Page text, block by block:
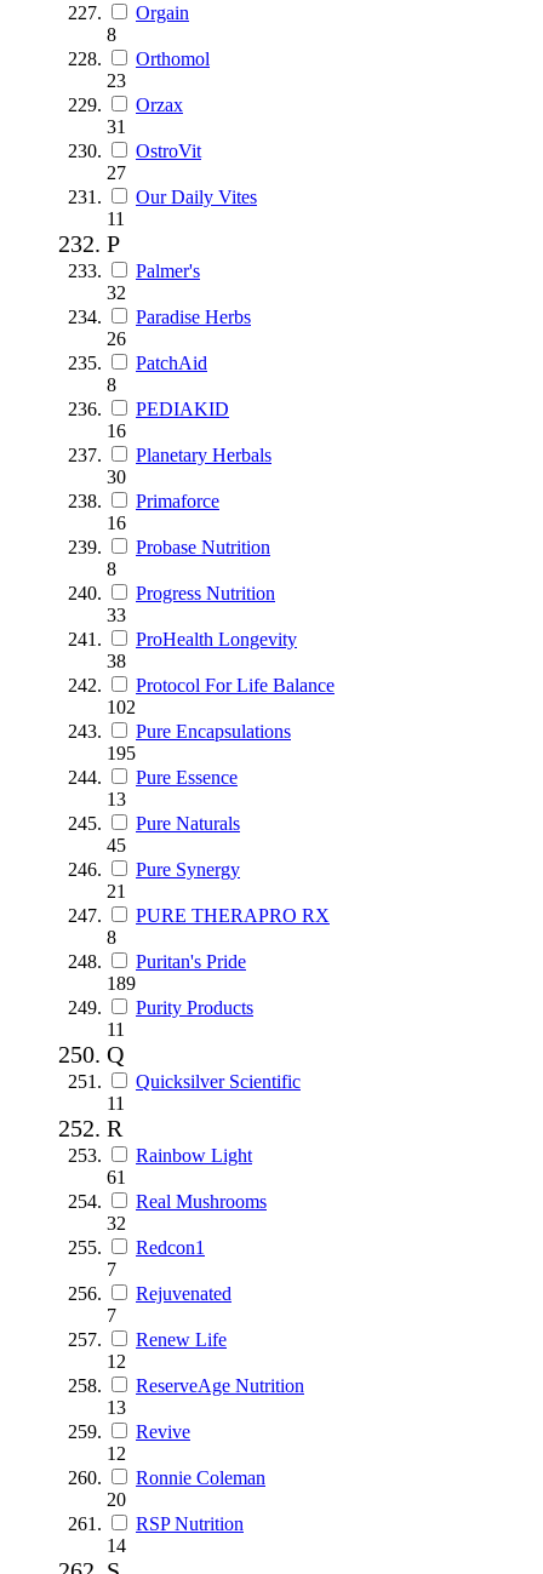
Orgain
8
Orthomol
23
Orzax
31
OstroVit
27
Our Daily Vites
11
P
Palmer's
32
Paradise Herbs
26
PatchAid
8
PEDIAKID
16
Planetary Herbals
30
Primaforce
16
Probase Nutrition
8
Progress Nutrition
33
ProHealth Longevity
38
Protocol For Life Balance
102
Pure Encapsulations
195
Pure Essence
13
Pure Naturals
45
Pure Synergy
21
PURE THERAPRO RX
8
Puritan's Pride
189
Purity Products
11
Q
Quicksilver Scientific
11
R
Rainbow Light
61
Real Mushrooms
32
Redcon1
7
Rejuvenated
7
Renew Life
12
ReserveAge Nutrition
13
Revive
12
Ronnie Coleman
20
RSP Nutrition
14